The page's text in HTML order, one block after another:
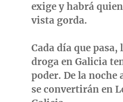
exige y habrá
vista gorda.
Cada día que pasa,
droga en Galicia
poder. De la noche
se convertirán en